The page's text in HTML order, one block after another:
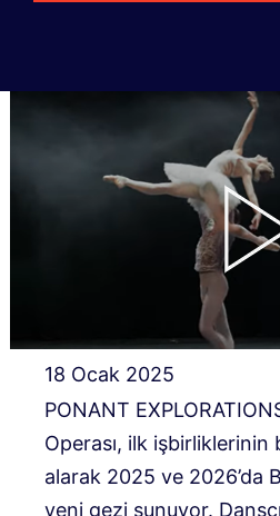
18 Ocak 2025
PONANT
Operası, ilk işbirliklerinin
alarak 2025 ve 2026’da
yeni gezi sunuyor.